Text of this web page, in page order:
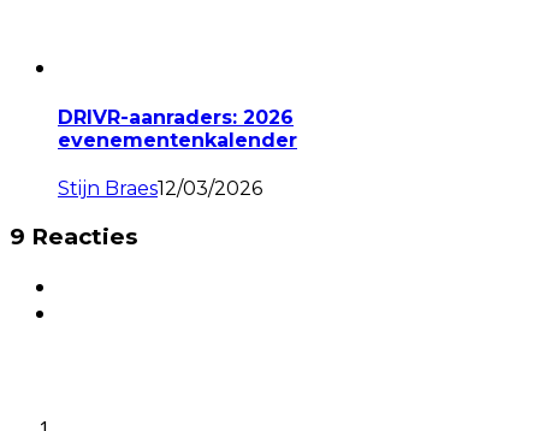
DRIVR-aanraders: 2026
evenementenkalender
Stijn Braes12/03/2026
9 Reacties